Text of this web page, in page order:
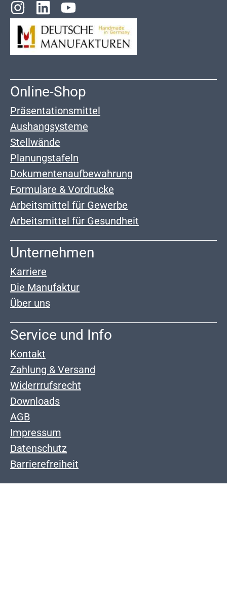
Online-Shop
Präsentationsmittel
Aushangsysteme
Stellwände
Planungstafeln
Dokumentenaufbewahrung
Formulare & Vordrucke
Arbeitsmittel für Gewerbe
Arbeitsmittel für Gesundheit
Unternehmen
Karriere
Die Manufaktur
Über uns
Service und Info
Kontakt
Zahlung & Versand
Widerrrufsrecht
Downloads
AGB
Impressum
Datenschutz
Barrierefreiheit